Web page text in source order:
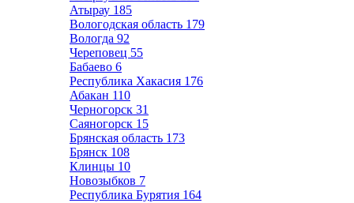
Атырау 185
Вологодская область 179
Вологда 92
Череповец 55
Бабаево 6
Республика Хакасия 176
Абакан 110
Черногорск 31
Саяногорск 15
Брянская область 173
Брянск 108
Клинцы 10
Новозыбков 7
Республика Бурятия 164